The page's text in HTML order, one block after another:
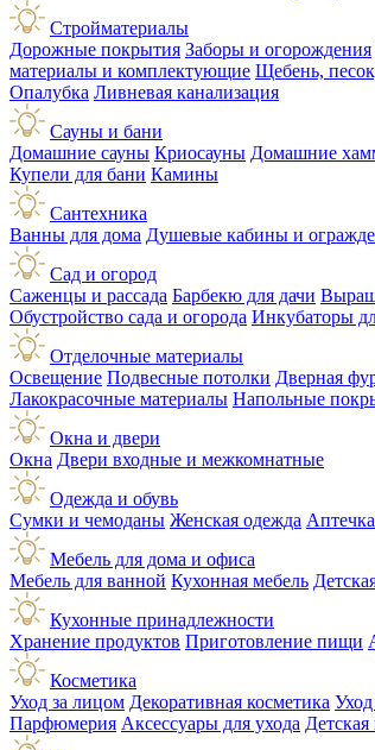
Стройматериалы
Дорожные покрытия Заборы и огорождения
материалы и комплектующие Щебень,
Опалубка Ливневая канализация
Сауны и бани
Домашние сауны Криосауны Домашние
Купели для бани Камины
Сантехника
Ванны для дома Душевые кабины и
Сад и огород
Саженцы и рассада Барбекю для дачи
Обустройство сада и огорода Инкубаторы
Отделочные материалы
Освещение Подвесные потолки Дверная
Лакокрасочные материалы Напольные
Окна и двери
Окна Двери входные и межкомнатные
Одежда и обувь
Сумки и чемоданы Женская одежда
Мебель для дома и офиса
Мебель для ванной Кухонная мебель
Кухонные принадлежности
Хранение продуктов Приготовление пищи
Косметика
Уход за лицом Декоративная косметика
Парфюмерия Аксессуары для ухода Детская